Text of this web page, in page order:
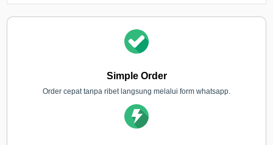
Simple Order
Order cepat tanpa ribet langsung melalui form whatsapp.